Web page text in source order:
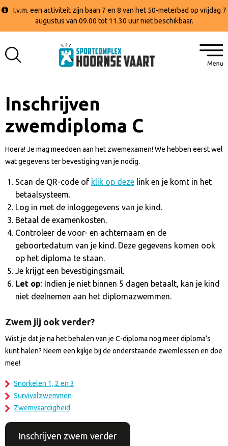
I.v.m. een activiteit zijn baan 7 en 8 van het 50-meterbad op vrijdag 7
augustus van 09.00 tot 11.30 uur niet beschikbaar.
Inschrijven
zwemdiploma C
Hoera! Je mag meedoen aan het zwemexamen! We hebben eerst wel
wat gegevens ter bevestiging van je nodig.
Scan de QR-code of klik op deze link en je komt in het
betaalsysteem.
Log in met de inloggegevens van je kind.
Betaal de examenkosten.
Controleer de voor- en achternaam en de
geboortedatum van je kind. Deze gegevens komen ook
op het diploma te staan.
Je krijgt een bevestigingsmail.
Let op: Indien je niet binnen 5 dagen betaalt, kan je kind
niet deelnemen aan het diplomazwemmen.
Zwem jij ook verder?
Wist je dat je na het behalen van je C-diploma nog meer diploma’s
kunt halen? Neem een kijkje bij de onderstaande zwemlessen en doe
mee!
Snorkelen 1, 2 en 3
Survivalzwemmen
Zwemvaardigheid
Inschrijven zwem verder